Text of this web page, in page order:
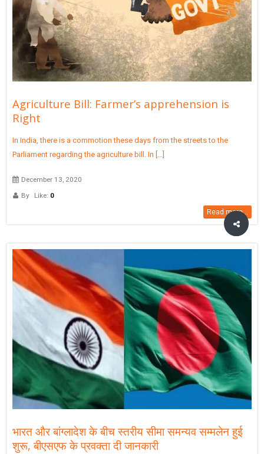
Agriculture Bill: Farmer’s apprehension is
Right
In India, there is a commotion these days from the streets to the
Parliament regarding the agriculture bill. In [...]
December 13, 2020
By
Like: 0
Read more...
भारत और बांग्लादेश के बीच स्तरीय सीमा समन्यव सम्मलेन हुई
शुरू, बीएसएफ के प्रवक्ता दी जानकारी